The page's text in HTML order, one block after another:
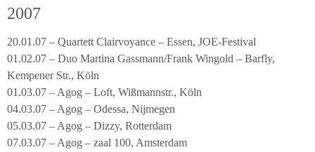
2007
20.01.07 – Quartett Clairvoyance – Essen, JOE-Festival
01.02.07 – Duo Martina Gassmann/Frank Wingold – Barfly,
Kempener Str., Köln
01.03.07 – Agog – Loft, Wißmannstr., Köln
04.03.07 – Agog – Odessa, Nijmegen
05.03.07 – Agog – Dizzy, Rotterdam
07.03.07 – Agog – zaal 100, Amsterdam